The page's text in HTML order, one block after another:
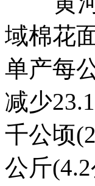
域棉花
单产每
减少
千公顷
公斤